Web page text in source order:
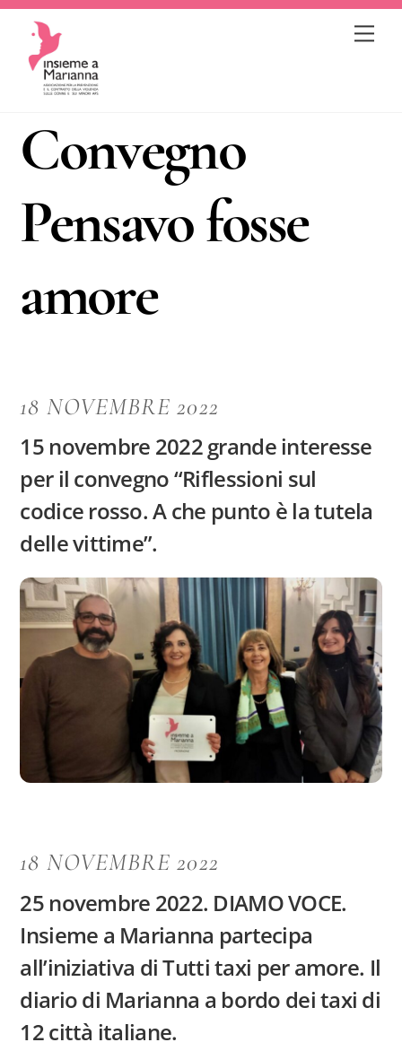
Skip
content
Convegno
Pensavo fosse
amore
18 NOVEMBRE 2022
15 novembre 2022 grande interesse
per il convegno “Riflessioni sul
codice rosso. A che punto è la tutela
delle vittime”.
18 NOVEMBRE 2022
25 novembre 2022. DIAMO VOCE.
Insieme a Marianna partecipa
all’iniziativa di Tutti taxi per amore. Il
diario di Marianna a bordo dei taxi di
12 città italiane.